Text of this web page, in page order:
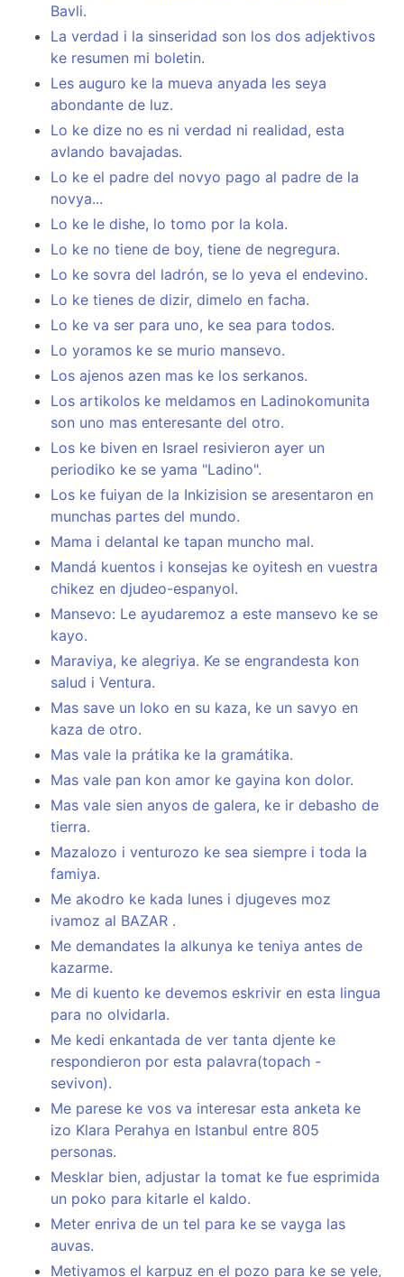
Bavli.
La verdad i la sinseridad son los dos adjektivos
ke resumen mi boletin.
Les auguro ke la mueva anyada les seya
abondante de luz.
Lo ke dize no es ni verdad ni realidad, esta
avlando bavajadas.
Lo ke el padre del novyo pago al padre de la
novya...
Lo ke le dishe, lo tomo por la kola.
Lo ke no tiene de boy, tiene de negregura.
Lo ke sovra del ladrón, se lo yeva el endevino.
Lo ke tienes de dizir, dimelo en facha.
Lo ke va ser para uno, ke sea para todos.
Lo yoramos ke se murio mansevo.
Los ajenos azen mas ke los serkanos.
Los artikolos ke meldamos en Ladinokomunita
son uno mas enteresante del otro.
Los ke biven en Israel resivieron ayer un
periodiko ke se yama "Ladino".
Los ke fuiyan de la Inkizision se aresentaron en
munchas partes del mundo.
Mama i delantal ke tapan muncho mal.
Mandá kuentos i konsejas ke oyitesh en vuestra
chikez en djudeo-espanyol.
Mansevo: Le ayudaremoz a este mansevo ke se
kayo.
Maraviya, ke alegriya. Ke se engrandesta kon
salud i Ventura.
Mas save un loko en su kaza, ke un savyo en
kaza de otro.
Mas vale la prátika ke la gramátika.
Mas vale pan kon amor ke gayina kon dolor.
Mas vale sien anyos de galera, ke ir debasho de
tierra.
Mazalozo i venturozo ke sea siempre i toda la
famiya.
Me akodro ke kada lunes i djugeves moz
ivamoz al BAZAR .
Me demandates la alkunya ke teniya antes de
kazarme.
Me di kuento ke devemos eskrivir en esta lingua
para no olvidarla.
Me kedi enkantada de ver tanta djente ke
respondieron por esta palavra(topach -
sevivon).
Me parese ke vos va interesar esta anketa ke
izo Klara Perahya en Istanbul entre 805
personas.
Mesklar bien, adjustar la tomat ke fue esprimida
un poko para kitarle el kaldo.
Meter enriva de un tel para ke se vayga las
auvas.
Metiyamos el karpuz en el pozo para ke se yele,